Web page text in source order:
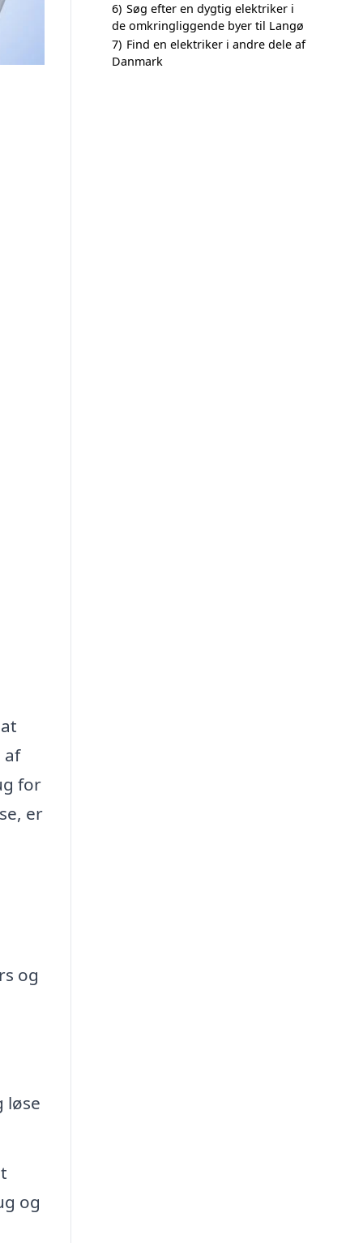
af
for
er
og
løse
og
6) Søg efter en dygtig elektriker i
de omkringliggende byer til Langø
7) Find en elektriker i andre dele af
Danmark